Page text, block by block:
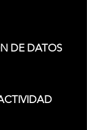
DE DATOS